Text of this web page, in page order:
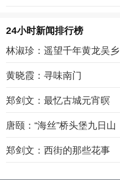
24小时新闻排行榜
林淑珍：遥望千年黄龙吴乡
黄晓霞：寻味南门
郑剑文：最忆古城元宵暝
唐颐：“海丝”桥头堡九日山
郑剑文：西街的那些花事